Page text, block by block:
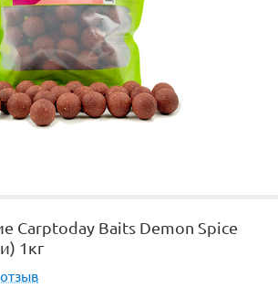
Carptoday Baits Demon Spice
1кг